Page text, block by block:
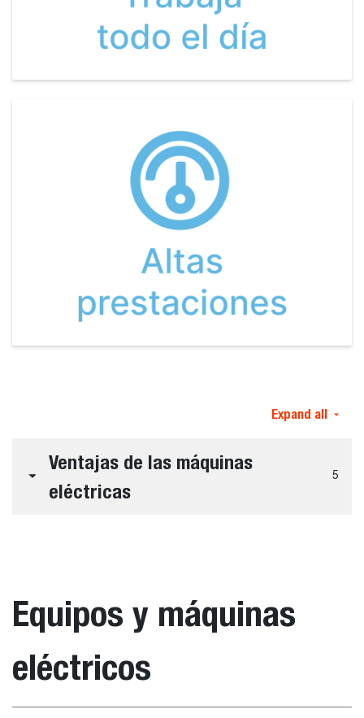
Expand all
Ventajas de las máquinas
eléctricas
5
Equipos y máquinas
eléctricos